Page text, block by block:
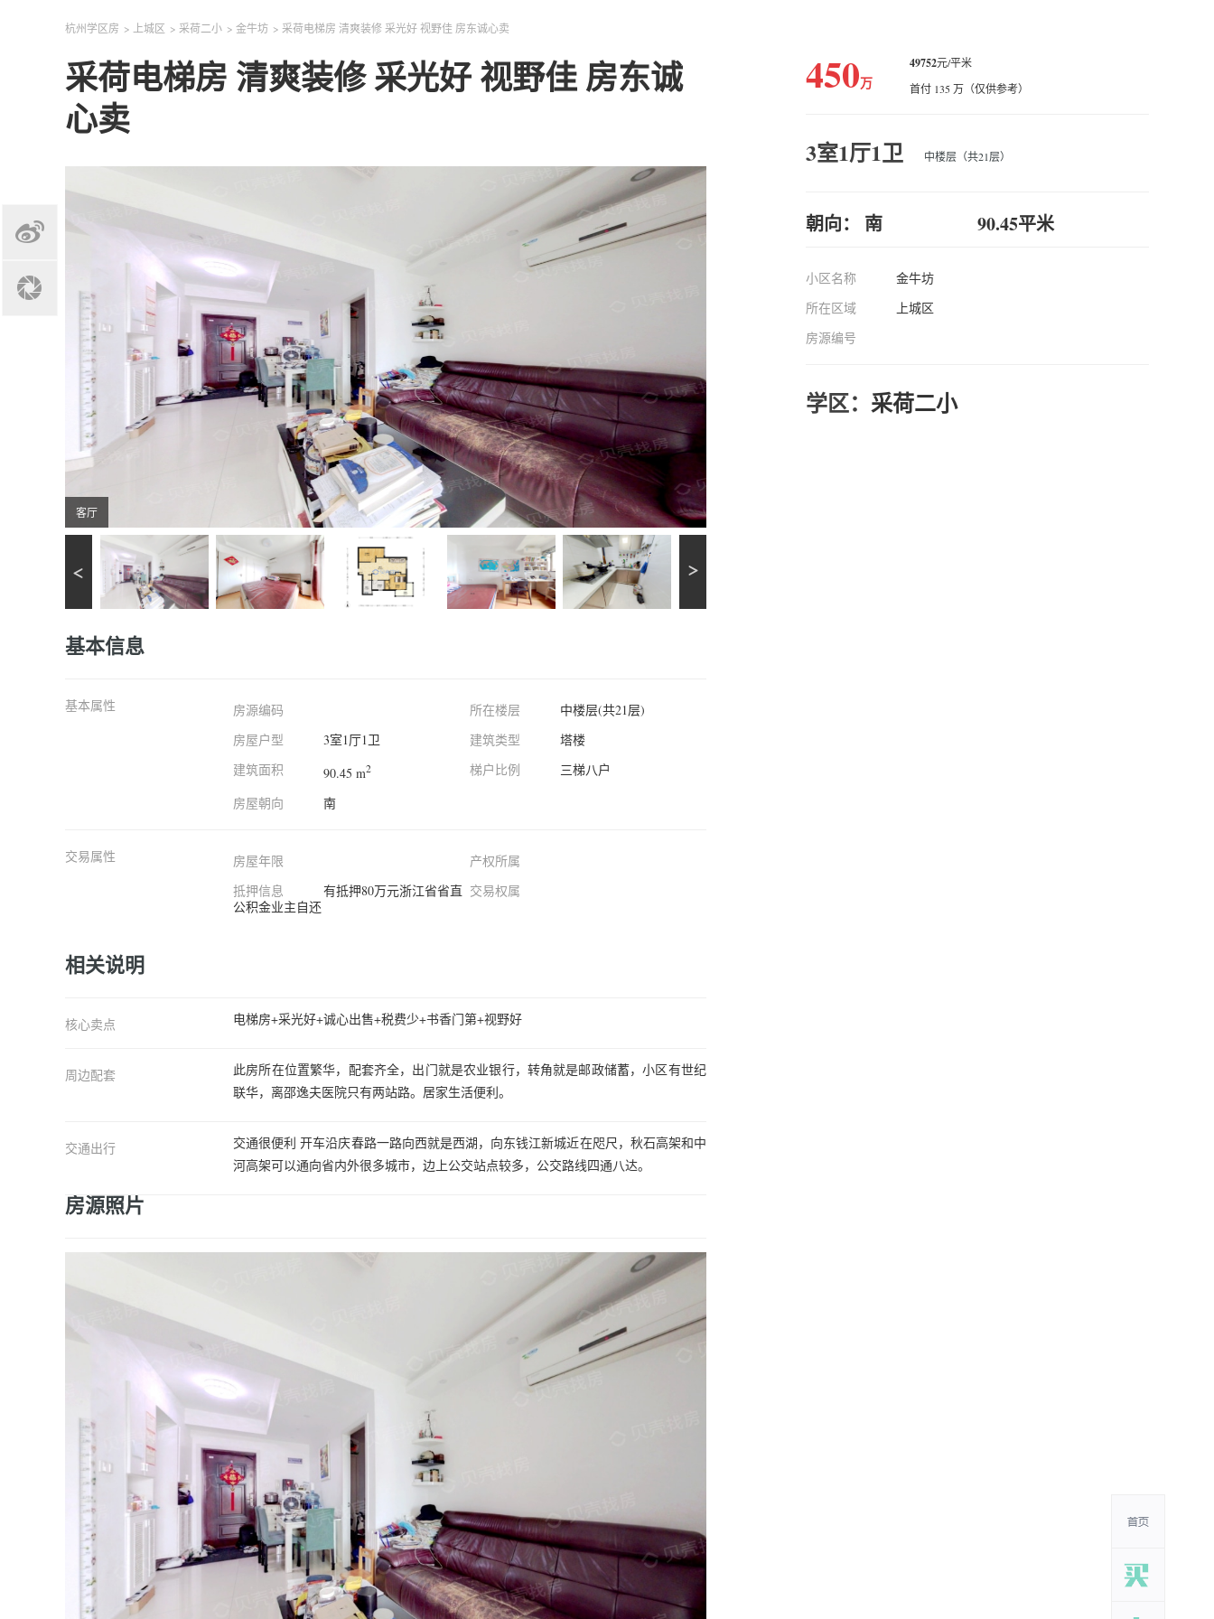
杭州学区房 > 上城区 > 采荷二小 > 金牛坊 > 采荷电梯房 清爽装修 采光好 视野佳 房东诚心卖
采荷电梯房 清爽装修 采光好 视野佳 房东诚
心卖
客厅
基本信息
基本属性
房源编码
房屋户型
3室1厅1卫
建筑面积
90.45 m2
房屋朝向 南
所在楼层
中楼层(共21层)
建筑类型
塔楼
梯户比例
三梯八户
交易属性
房屋年限
抵押信息
有抵押80万元浙江省省直
公积金业主自还
产权所属
交易权属
相关说明
核心卖点 电梯房+采光好+诚心出售+税费少+书香门第+视野好
周边配套
此房所在位置繁华，配套齐全，出门就是农业银行，转角就是邮政储蓄，小区有世纪
联华，离邵逸夫医院只有两站路。居家生活便利。
交通出行
交通很便利 开车沿庆春路一路向西就是西湖，向东钱江新城近在咫尺，秋石高架和中
河高架可以通向省内外很多城市，边上公交站点较多，公交路线四通八达。
房源照片
450万
49752元/平米
首付 135 万（仅供参考）
3室1厅1卫 中楼层（共21层）
朝向： 南 90.45平米
小区名称
金牛坊
所在区域
上城区
房源编号
学区： 采荷二小